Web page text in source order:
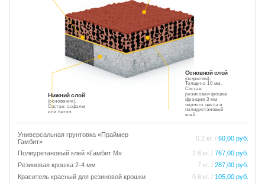
Нижний слой
(основание).
Состав: асфальт
или бетон
Основной слой
(покрытие).
Толщина 10 мм.
Состав:
резиновая крошка
фракции 3 мм
черного цвета и
полиуретановый
клей.
Универсальная грунтовка «Праймер
Гамбит»
0.2 кг. / 60,00 руб.
Полиуретановый клей «Гамбит М» 2.6 кг. / 767,00 руб.
Резиновая крошка 2-4 мм
7 кг. / 287,00 руб.
Краситель красный для резиновой крошки
0.6 кг. / 105,00 руб.